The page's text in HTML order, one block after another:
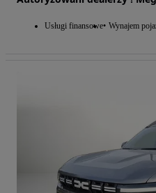
Usługi finansowe Wynajem